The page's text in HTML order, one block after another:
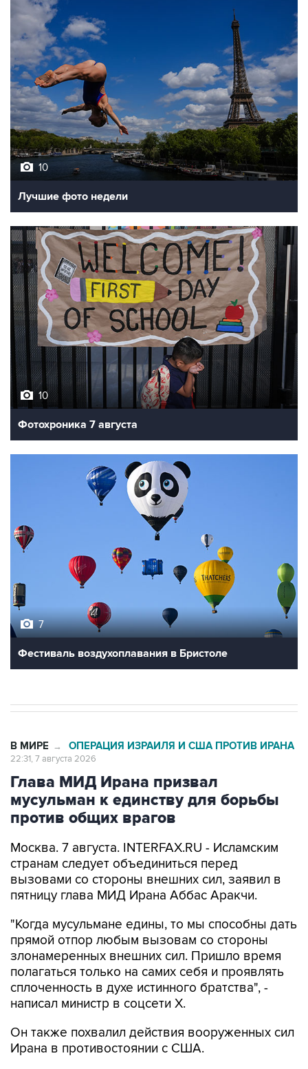
10
Лучшие фото недели
10
Фотохроника 7 августа
7
Фестиваль воздухоплавания в Бристоле
В МИРЕ → ОПЕРАЦИЯ ИЗРАИЛЯ И США ПРОТИВ ИРАНА
22:31, 7 августа 2026
Глава МИД Ирана призвал
мусульман к единству для борьбы
против общих врагов
Москва. 7 августа. INTERFAX.RU - Исламским
странам следует объединиться перед
вызовами со стороны внешних сил, заявил в
пятницу глава МИД Ирана Аббас Аракчи.
"Когда мусульмане едины, то мы способны дать
прямой отпор любым вызовам со стороны
злонамеренных внешних сил. Пришло время
полагаться только на самих себя и проявлять
сплоченность в духе истинного братства", -
написал министр в соцсети Х.
Он также похвалил действия вооруженных сил
Ирана в противостоянии с США.